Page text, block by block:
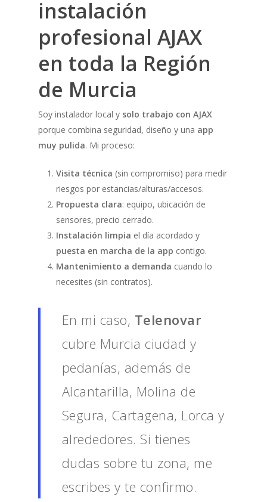
instalación
profesionalAJAX
en toda la Región
de Murcia
Soy instalador local y solo trabajo con AJAX
porque combina seguridad, diseño y una app
muy pulida. Mi proceso:
Visita técnica (sin compromiso) para medir
riesgos por estancias/alturas/accesos.
Propuesta clara: equipo, ubicación de
sensores, precio cerrado.
Instalación limpia el día acordado y
puesta en marcha de la app contigo.
Mantenimiento a demanda cuando lo
necesites (sin contratos).
En mi caso, Telenovar
cubre Murcia ciudad y
pedanías, además de
Alcantarilla, Molina de
Segura, Cartagena, Lorca y
alrededores. Si tienes
dudas sobre tu zona, me
escribes y te confirmo.